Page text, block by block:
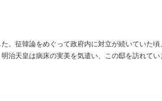
。征韓論をめぐって政府内に対立が続いていた
治天皇は病床の実美を気遣い、この邸を訪れて